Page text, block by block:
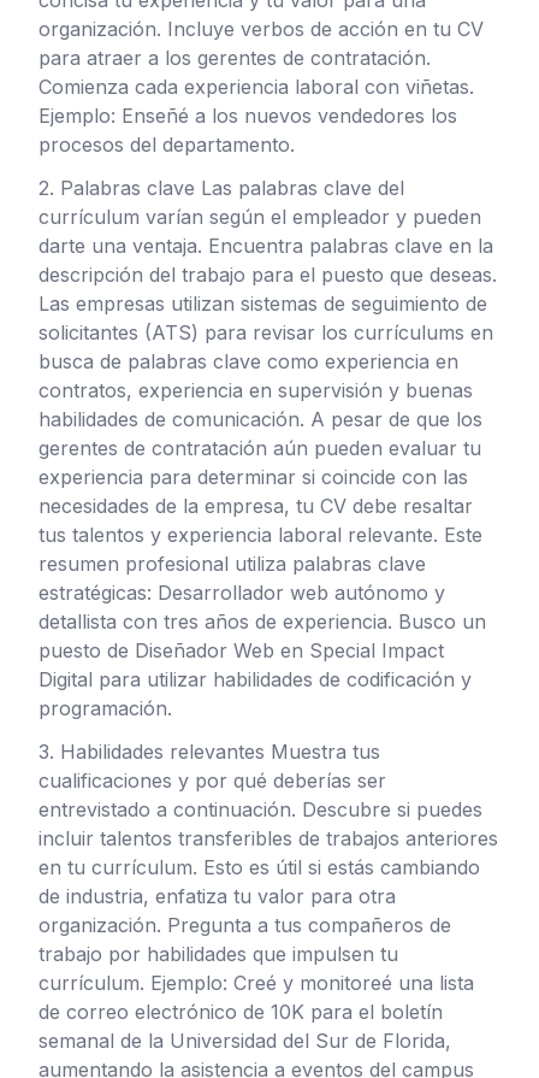
organización. Incluye verbos de acción en tu CV
para atraer a los gerentes de contratación.
Comienza cada experiencia laboral con viñetas.
Ejemplo: Enseñé a los nuevos vendedores los
procesos del departamento.
2. Palabras clave Las palabras clave del
currículum varían según el empleador y pueden
darte una ventaja. Encuentra palabras clave en la
descripción del trabajo para el puesto que deseas.
Las empresas utilizan sistemas de seguimiento de
solicitantes (ATS) para revisar los currículums en
busca de palabras clave como experiencia en
contratos, experiencia en supervisión y buenas
habilidades de comunicación. A pesar de que los
gerentes de contratación aún pueden evaluar tu
experiencia para determinar si coincide con las
necesidades de la empresa, tu CV debe resaltar
tus talentos y experiencia laboral relevante. Este
resumen profesional utiliza palabras clave
estratégicas: Desarrollador web autónomo y
detallista con tres años de experiencia. Busco un
puesto de Diseñador Web en Special Impact
Digital para utilizar habilidades de codificación y
programación.
3. Habilidades relevantes Muestra tus
cualificaciones y por qué deberías ser
entrevistado a continuación. Descubre si puedes
incluir talentos transferibles de trabajos anteriores
en tu currículum. Esto es útil si estás cambiando
de industria, enfatiza tu valor para otra
organización. Pregunta a tus compañeros de
trabajo por habilidades que impulsen tu
currículum. Ejemplo: Creé y monitoreé una lista
de correo electrónico de 10K para el boletín
semanal de la Universidad del Sur de Florida,
aumentando la asistencia a eventos del campus